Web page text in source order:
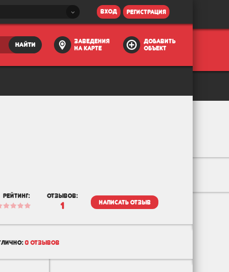
вход регистрация
найти
заведения
на карте
добавить
объект
рейтинг: отзывов:
1 написать отзыв
0 отзывов